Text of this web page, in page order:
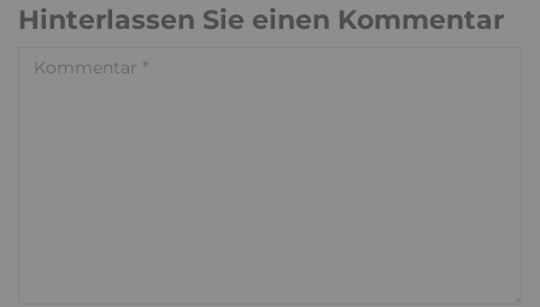
Hinterlassen Sie einen Kommentar